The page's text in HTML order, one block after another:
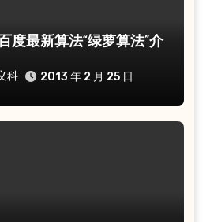
度最新算法“绿萝算法”介
科 2013 年 2 月 25 日